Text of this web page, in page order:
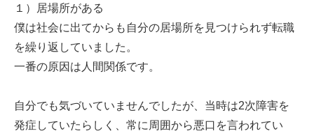
１）居場所がある
僕は社会に出てからも自分の居場所を見つけられず転職
を繰り返していました。
一番の原因は人間関係です。
自分でも気づいていませんでしたが、当時は2次障害を
発症していたらしく、常に周囲から悪口を言われてい